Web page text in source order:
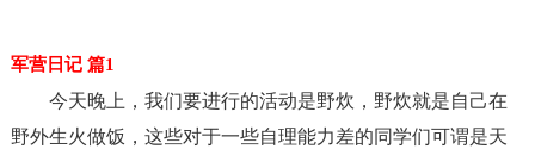
军营日记 篇1
今天晚上，我们要进行的活动是野炊，野炊就是自己在
野外生火做饭，这些对于一些自理能力差的同学们可谓是天